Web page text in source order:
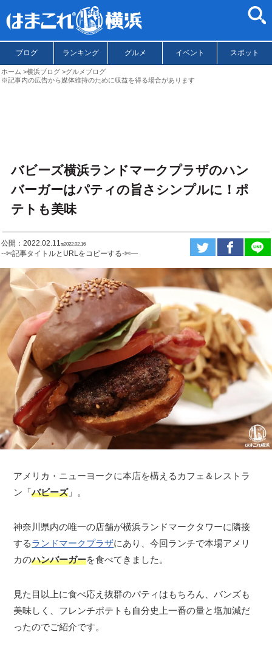
ブログ ランキング グルメ イベント スポット
ホーム 横浜ブログ
グルメブログ
※記事内の広告から媒体維持のために収益を得る場合があります
バビーズ横浜ランドマークプラザのハン
バーガーはパティの旨さシンプルに！ポ
テトも美味
公開：2022.02.11ಇ2022.02.16
--✄記事タイトルとURLをコピーする-✄—
アメリカ・ニューヨークに本店を構えるカフェ＆レストラ
ン「バビーズ」。
神奈川県内の唯一の店舗が横浜ランドマークタワーに隣接
するランドマークプラザにあり、今回ランチで本場アメリ
カのハンバーガーを食べてきました。
見た目以上に食べ応え抜群のパティはもちろん、バンズも
美味しく、フレンチポテトも自分史上一番の量と塩加減だ
ったのでご紹介です。